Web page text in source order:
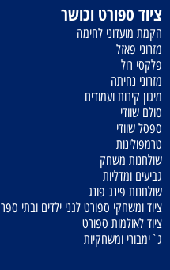
ציוד ספורט וכושר
הקמת מועדוני לחימה
מזרוני פאזל
פלקסי רול
מזרוני נחיתה
מיגון קירות ועמודים
סולם שוודי
ספסל שוודי
טרמפולינות
שולחנות משחק
גביעים ומדליות
שולחנות פינג פונג
ציוד ומשחקי ספורט לגני ילדים ובתי ספר
ציוד לאולמות ספורט
ג`ימבורי ומשחקיות